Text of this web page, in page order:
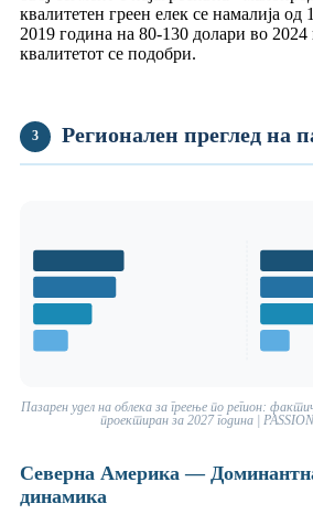
квалитетен греен елек се намалија од
2019 година на 80-130 долари во 2024
квалитетот се подобри.
3 Регионален преглед на
Пазарен удел на облека за греење по регион:
проектиран за 2027 година |
Северна Америка —
динамика